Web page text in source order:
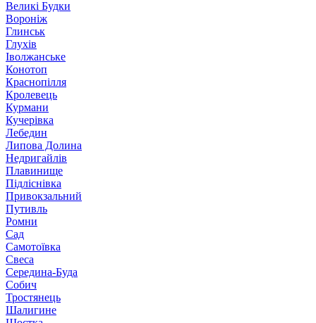
Великі Будки
Вороніж
Глинськ
Глухів
Іволжанське
Конотоп
Краснопілля
Кролевець
Курмани
Кучерівка
Лебедин
Липова Долина
Недригайлів
Плавинище
Підліснівка
Привокзальний
Путивль
Ромни
Сад
Самотоївка
Свеса
Середина-Буда
Собич
Тростянець
Шалигине